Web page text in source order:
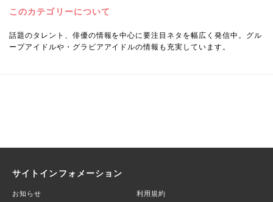
このカテゴリーについて
話題のタレント、俳優の情報を中心に要注目ネタを幅広く発信中。グル
ープアイドルや・グラビアアイドルの情報も充実しています。
サイトインフォメーション
お知らせ 利用規約